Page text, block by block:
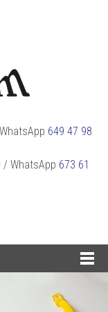
WhatsApp 649 47 98
/ WhatsApp 673 61